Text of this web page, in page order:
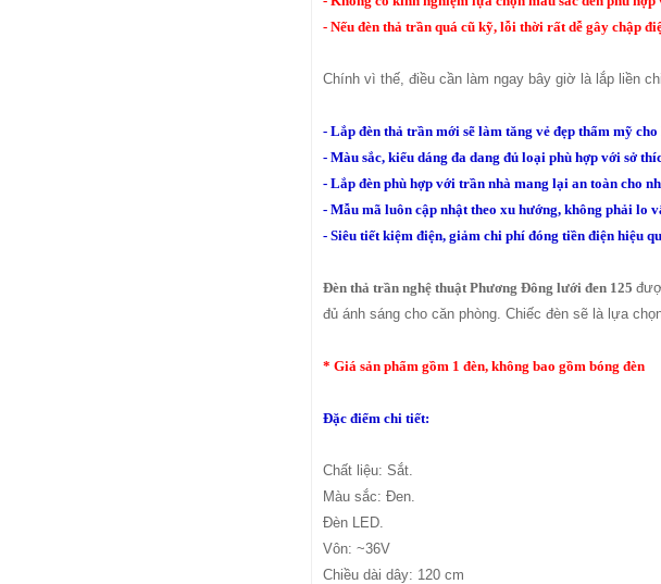
- Nếu đèn thả trần quá cũ kỹ, lỗi thời rất dễ gây chập
Chính vì thế, điều cần làm ngay bây giờ là lắp liền
- Lắp đèn thả trần mới sẽ làm tăng vẻ đẹp thẩm mỹ
- Màu sắc, kiểu dáng đa dang đủ loại phù hợp với sở
- Lắp đèn phù hợp với trần nhà mang lại an toàn cho
- Mẫu mã luôn cập nhật theo xu hướng, không phải lo
- Siêu tiết kiệm điện, giảm chi phí đóng tiền điện hiệu
Đèn thả trần nghệ thuật Phương Đông lưới đen 125
đủ ánh sáng cho căn phòng. Chiếc đèn sẽ là lựa
* Giá sản phẩm gồm 1 đèn, không bao gồm bóng đèn
Đặc điểm chi tiết:
Chất liệu: Sắt.
Màu sắc: Đen.
Đèn LED.
Vôn: ~36V
Chiều dài dây: 120 cm